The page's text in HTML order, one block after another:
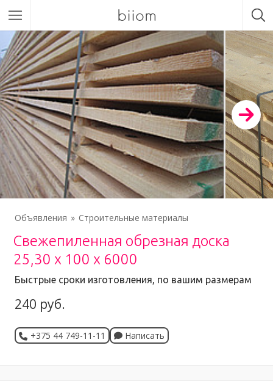
biiom
Объявления Строительные материалы
Свежепиленная обрезная доска
25,30 х 100 х 6000
Быстрые сроки изготовления, по вашим размерам
240 руб.
+375 44 749-11-11 Написать